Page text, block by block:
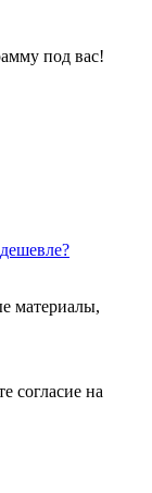
под вас!
материалы,
согласие на